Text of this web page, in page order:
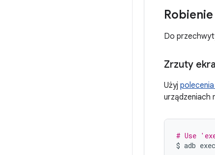
Do
Zrzuty
Użyj polecenia
urządzeniach
# Use
$ adb